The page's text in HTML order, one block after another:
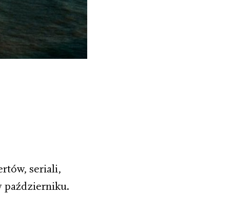
seriali,
październiku.